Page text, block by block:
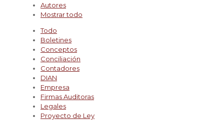
Autores
Mostrar todo
Todo
Boletines
Conceptos
Conciliación
Contadores
DIAN
Empresa
Firmas Auditoras
Legales
Proyecto de Ley